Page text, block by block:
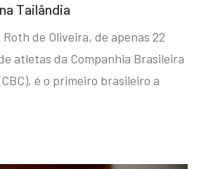
Tailândia
Roth de Oliveira, de apenas 22
atletas da Companhia Brasileira
é o primeiro brasileiro a